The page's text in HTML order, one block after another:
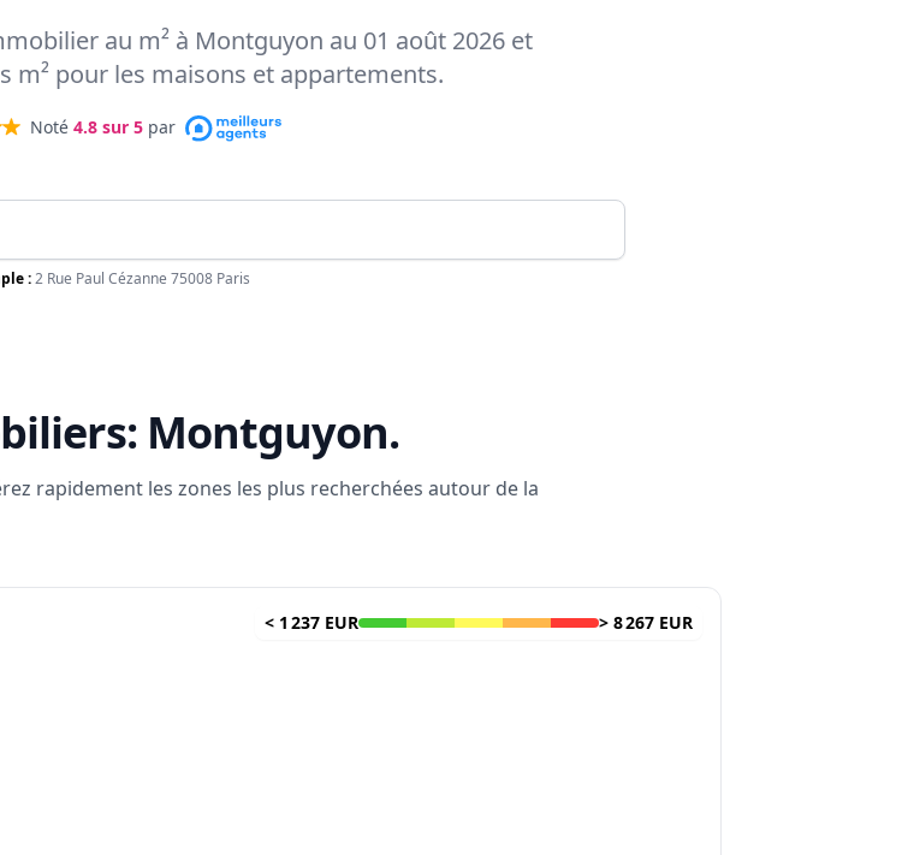
au m² à Montguyon au 01 août 2026 et
m² pour les maisons et appartements.
Noté 4.8 sur 5 par
:2 Rue Paul Cézanne 75008 Paris
Montguyon.
rapidement les zones les plus recherchées autour de la
< 1 237 EUR > 8 267 EUR